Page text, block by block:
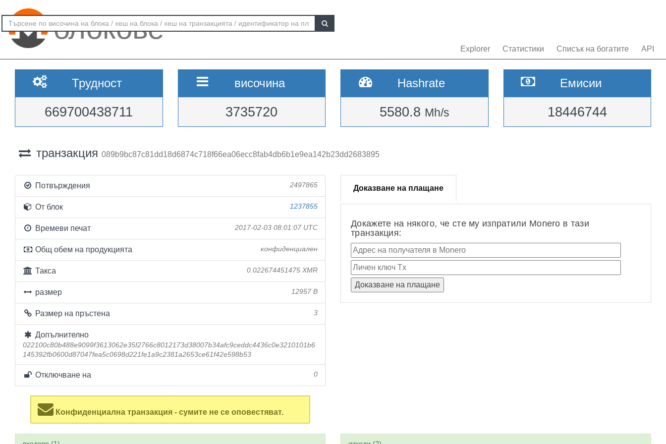
блокове
Explorer Статистики Списък на богатите API
Трудност
669700438711
височина
3735720
Hashrate
5580.8 Mh/s
Емисии
18446744
транзакция 089b9bc87c81dd18d6874c718f66ea06ecc8fab4db6b1e9ea142b23dd2683895
Потвърждения 2497865
От блок 1237855
Времеви печат 2017-02-03 08:01:07 UTC
Общ обем на продукцията конфиденциален
Такса 0.022674451475 XMR
размер 12957 B
Размер на пръстена 3
Допълнително
022100c80b488e9099f3613062e35f2766c8012173d38007b34afc9ceddc4436c0e3210101b6
145392fb0600d87047fea5c0698d221fe1a9c2381a2653ce61f42e598b53
Отключване на 0
Конфиденциална транзакция - сумите не се оповестяват.
Доказване на плащане
Докажете на някого, че сте му изпратили Monero в тази
транзакция: